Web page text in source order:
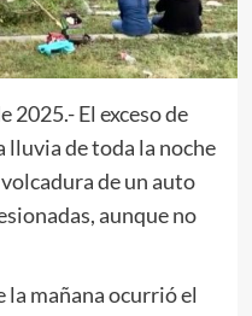
2025.- El exceso de
lluvia de toda la noche
de un auto
aunque no
la mañana ocurrió el